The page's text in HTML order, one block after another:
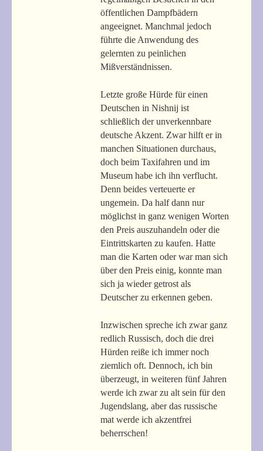
öffentlichen Dampfbädern
angeeignet. Manchmal jedoch
führte die Anwendung des
gelernten zu peinlichen
Mißverständnissen.
Letzte große Hürde für einen
Deutschen in Nishnij ist
schließlich der unverkennbare
deutsche Akzent. Zwar hilft er in
manchen Situationen durchaus,
doch beim Taxifahren und im
Museum habe ich ihn verflucht.
Denn beides verteuerte er
ungemein. Da half dann nur
möglichst in ganz wenigen Worten
den Preis auszuhandeln oder die
Eintrittskarten zu kaufen. Hatte
man die Karten oder war man sich
über den Preis einig, konnte man
sich ja wieder getrost als
Deutscher zu erkennen geben.
Inzwischen spreche ich zwar ganz
redlich Russisch, doch die drei
Hürden reiße ich immer noch
ziemlich oft. Dennoch, ich bin
überzeugt, in weiteren fünf Jahren
werde ich zwar zu alt sein für den
Jugendslang, aber das russische
mat werde ich akzentfrei
beherrschen!